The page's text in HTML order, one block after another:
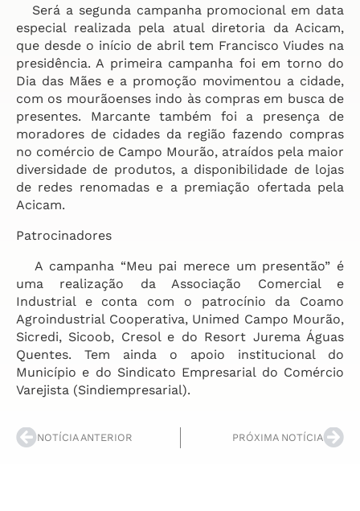
Será a segunda campanha promocional em data
especial realizada pela atual diretoria da Acicam,
que desde o início de abril tem Francisco Viudes na
presidência. A primeira campanha foi em torno do
Dia das Mães e a promoção movimentou a cidade,
com os mourãoenses indo às compras em busca de
presentes. Marcante também foi a presença de
moradores de cidades da região fazendo compras
no comércio de Campo Mourão, atraídos pela maior
diversidade de produtos, a disponibilidade de lojas
de redes renomadas e a premiação ofertada pela
Acicam.
Patrocinadores
A campanha “Meu pai merece um presentão” é
uma realização da Associação Comercial e
Industrial e conta com o patrocínio da Coamo
Agroindustrial Cooperativa, Unimed Campo Mourão,
Sicredi, Sicoob, Cresol e do Resort Jurema Águas
Quentes. Tem ainda o apoio institucional do
Município e do Sindicato Empresarial do Comércio
Varejista (Sindiempresarial).
NOTÍCIA ANTERIOR PRÓXIMA NOTÍCIA